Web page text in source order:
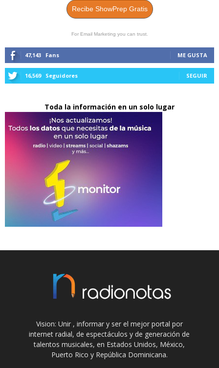
Recibe ShowPrep Gratis
For Email Marketing you can trust.
47,143 Fans ME GUSTA
16,569 Seguidores SEGUIR
Toda la información en un solo lugar
Vision: Unir , informar y ser el mejor portal por
internet radial, de espectáculos y de generación de
talentos musicales, en Estados Unidos, México,
Puerto Rico y República Dominicana.